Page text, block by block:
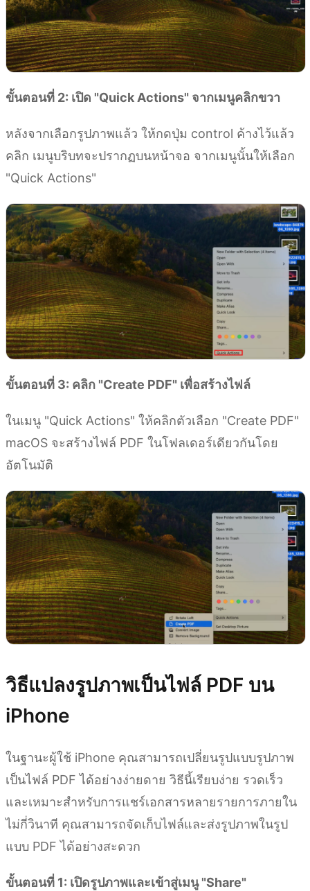
ขั้นตอนที่ 2: เปิด "Quick Actions" จากเมนูคลิกขวา
หลังจากเลือกรูปภาพแล้ว ให้กดปุ่ม control ค้างไว้แล้ว
คลิก เมนูบริบทจะปรากฏบนหน้าจอ จากเมนูนั้นให้เลือก
"Quick Actions"
ขั้นตอนที่ 3: คลิก "Create PDF" เพื่อสร้างไฟล์
ในเมนู "Quick Actions" ให้คลิกตัวเลือก "Create PDF"
macOS จะสร้างไฟล์ PDF ในโฟลเดอร์เดียวกันโดย
อัตโนมัติ
วิธีแปลงรูปภาพเป็นไฟล์ PDF บน
iPhone
ในฐานะผู้ใช้ iPhone คุณสามารถเปลี่ยนรูปแบบรูปภาพ
เป็นไฟล์ PDF ได้อย่างง่ายดาย วิธีนี้เรียบง่าย รวดเร็ว
และเหมาะสำหรับการแชร์เอกสารหลายรายการภายใน
ไม่กี่วินาที คุณสามารถจัดเก็บไฟล์และส่งรูปภาพในรูป
แบบ PDF ได้อย่างสะดวก
ขั้นตอนที่ 1: เปิดรูปภาพและเข้าสู่เมนู "Share"